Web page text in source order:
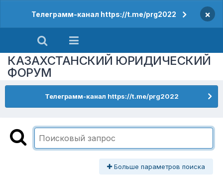
Телеграмм-канал https://t.me/prg2022 ×
КАЗАХСТАНСКИЙ ЮРИДИЧЕСКИЙ
ФОРУМ
Телеграмм-канал https://t.me/prg2022
Больше параметров поиска